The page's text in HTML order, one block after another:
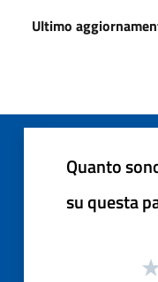
Ultimo
Quanto
su questa